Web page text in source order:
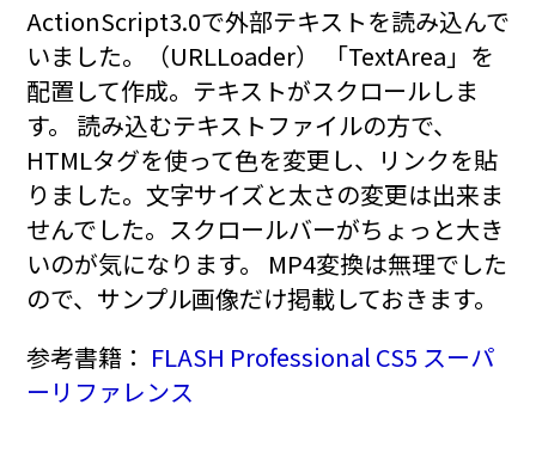
ActionScript3.0で外部テキストを読み込んで
いました。（URLLoader） 「TextArea」を
配置して作成。テキストがスクロールしま
す。 読み込むテキストファイルの方で、
HTMLタグを使って色を変更し、リンクを貼
りました。文字サイズと太さの変更は出来ま
せんでした。スクロールバーがちょっと大き
いのが気になります。 MP4変換は無理でした
ので、サンプル画像だけ掲載しておきます。
参考書籍： FLASH Professional CS5 スーパ
ーリファレンス